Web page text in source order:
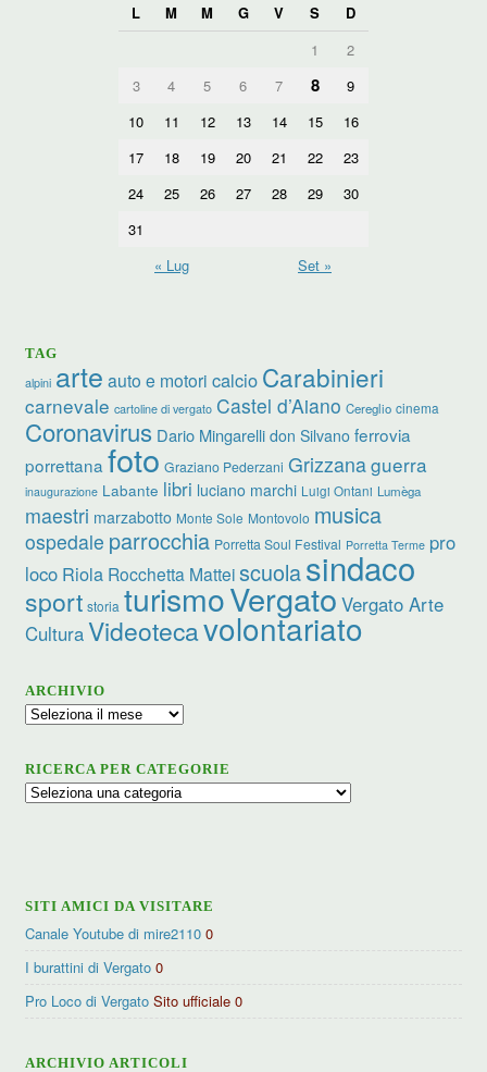
L
M M G V S
D
1
2
3
4 5 6 7 8
9
10
11 12 13 14 15
16
17
18 19 20 21 22
23
24
25 26 27 28 29
30
31
« Lug
Set »
TAG
alpini arte auto e motori calcio Carabinieri
carnevale cartoline di vergato Castel d’Aiano Cereglio cinema
Coronavirus Dario Mingarelli don Silvano ferrovia
porrettana foto Graziano Pederzani Grizzanaguerra
inaugurazione Labante libri luciano marchi Luigi Ontani Lumèga
maestri marzabotto Monte Sole Montovolo musica
ospedale parrocchia Porretta Soul Festival Porretta Terme pro
loco Riola Rocchetta Matteiscuolasindaco
sport storia turismoVergato Vergato Arte
CulturaVideotecavolontariato
ARCHIVIO
Archivio
RICERCA PER CATEGORIE
Ricerca
SITI AMICI DA VISITARE
Canale Youtube di mire2110 0
I burattini di Vergato 0
Pro Loco di Vergato Sito ufficiale 0
ARCHIVIO ARTICOLI